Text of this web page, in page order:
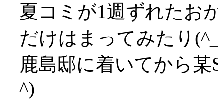
夏コミが1週ずれたお
だけはまってみたり
鹿島邸に着いてから
^)